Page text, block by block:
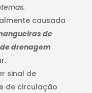
causada
de
drenagem
sinal de
de circulação